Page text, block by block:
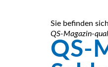
Sie befinden
QS-Magazin-
QS-